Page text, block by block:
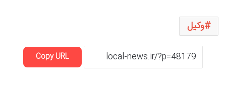
وکیل
Copy URL